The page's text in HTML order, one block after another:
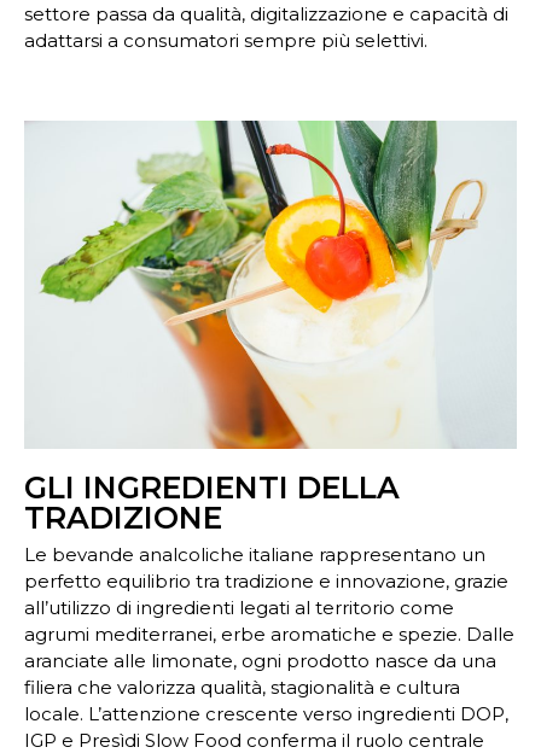
settore passa da qualità, digitalizzazione e capacità di
adattarsi a consumatori sempre più selettivi.
GLI INGREDIENTI DELLA
TRADIZIONE
Le bevande analcoliche italiane rappresentano un
perfetto equilibrio tra tradizione e innovazione, grazie
all’utilizzo di ingredienti legati al territorio come
agrumi mediterranei, erbe aromatiche e spezie. Dalle
aranciate alle limonate, ogni prodotto nasce da una
filiera che valorizza qualità, stagionalità e cultura
locale. L’attenzione crescente verso ingredienti DOP,
IGP e Presìdi Slow Food conferma il ruolo centrale